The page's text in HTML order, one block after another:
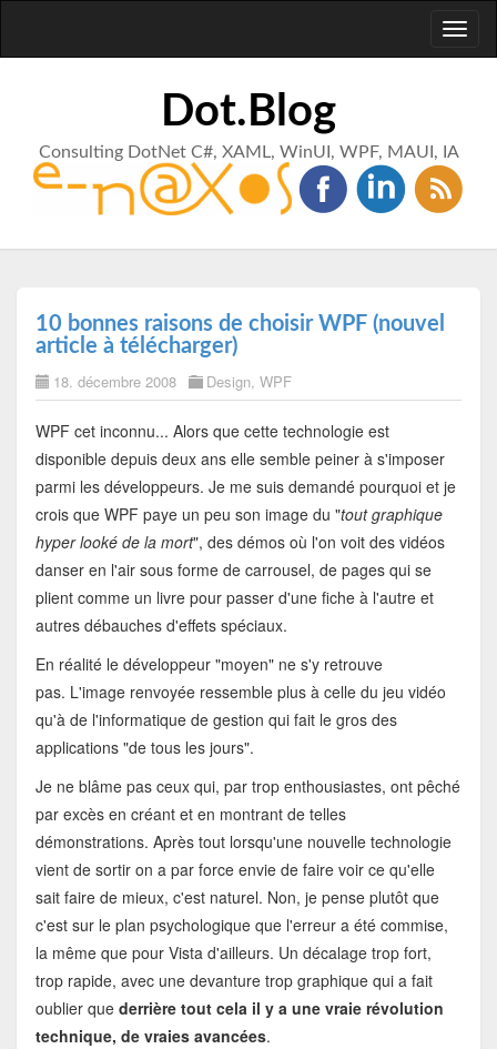
Dot.Blog
Consulting DotNet C#, XAML, WinUI, WPF, MAUI, IA
10 bonnes raisons de choisir WPF (nouvel
article à télécharger)
18. décembre 2008 Design, WPF
WPF cet inconnu... Alors que cette technologie est
disponible depuis deux ans elle semble peiner à s'imposer
parmi les développeurs. Je me suis demandé pourquoi et je
crois que WPF paye un peu son image du "tout graphique
hyper looké de la mort", des démos où l'on voit des vidéos
danser en l'air sous forme de carrousel, de pages qui se
plient comme un livre pour passer d'une fiche à l'autre et
autres débauches d'effets spéciaux.
En réalité le développeur "moyen" ne s'y retrouve
pas. L'image renvoyée ressemble plus à celle du jeu vidéo
qu'à de l'informatique de gestion qui fait le gros des
applications "de tous les jours".
Je ne blâme pas ceux qui, par trop enthousiastes, ont pêché
par excès en créant et en montrant de telles
démonstrations. Après tout lorsqu'une nouvelle technologie
vient de sortir on a par force envie de faire voir ce qu'elle
sait faire de mieux, c'est naturel. Non, je pense plutôt que
c'est sur le plan psychologique que l'erreur a été commise,
la même que pour Vista d'ailleurs. Un décalage trop fort,
trop rapide, avec une devanture trop graphique qui a fait
oublier que derrière tout cela il y a une vraie révolution
technique, de vraies avancées.